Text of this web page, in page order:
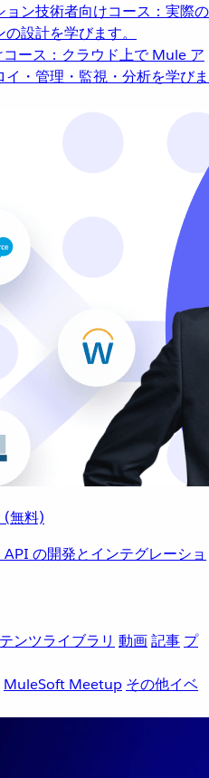
ョン技術者向けコース：実際の
設計を学びます。
ース：クラウド上で Mule ア
・管理・監視・分析を学びま
無料)
の開発とインテグレーショ
ンツライブラリ 動画記事 プ
MuleSoft Meetup その他イベ